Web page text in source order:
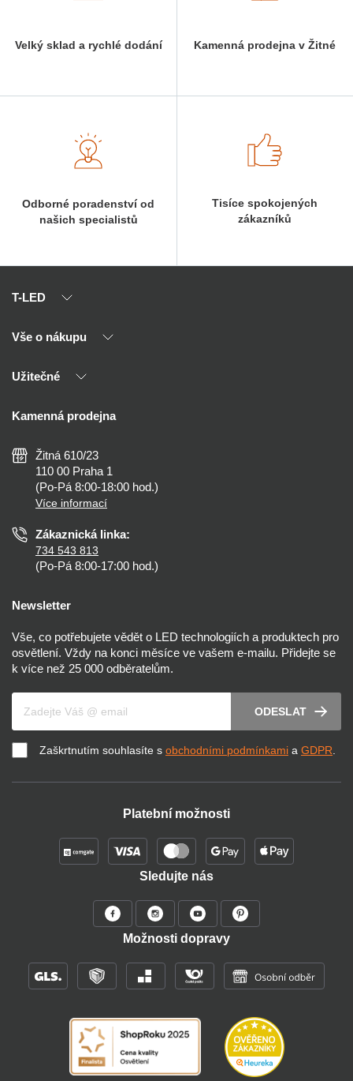
Velký sklad a rychlé dodání Kamenná prodejna v Žitné
Odborné poradenství od
našich specialistů
Tisíce spokojených
zákazníků
T-LED
O nás
Kontakty
Vše o nákupu
Výhody T-LED
Montáž
Nejčastější dotazy
Než koupíte
Osvětlení dle místnosti
Užitečné
Reklamace a vrácení
Zásady ochrany soukromí
Nastavení cookies
Prohlášení o přístupnosti
Kamenná prodejna
Žitná 610/23
110 00 Praha 1
(Po-Pá 8:00-18:00 hod.)
Více informací
Zákaznická linka:
734 543 813
(Po-Pá 8:00-17:00 hod.)
Newsletter
Vše, co potřebujete vědět o LED technologiích a produktech pro
osvětlení. Vždy na konci měsíce ve vašem e-mailu. Přidejte se
k více než 25 000 odběratelům.
ODESLAT
Zaškrtnutím souhlasíte s obchodními podmínkami a GDPR
Platební možnosti
Sledujte nás
Možnosti dopravy